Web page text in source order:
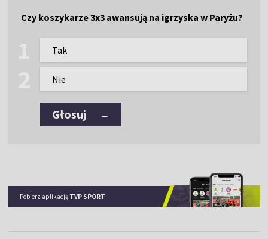
Czy koszykarze 3x3 awansują na igrzyska w Paryżu?
Tak
Nie
Głosuj →
Pobierz aplikację TVP SPORT